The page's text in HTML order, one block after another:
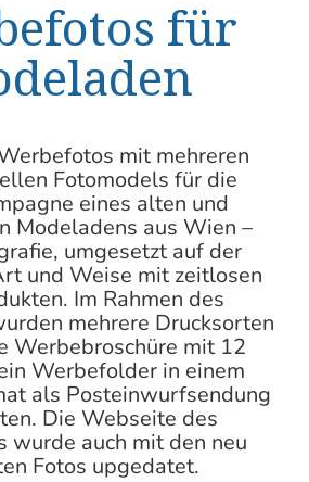
für
mit mehreren
Fotomodels für die
eines alten und
Modeladens aus Wien –
, umgesetzt auf der
und Weise mit zeitlosen
Im Rahmen des
mehrere Drucksorten
Werbebroschüre mit 12
Werbefolder in einem
als Posteinwurfsendung
Die Webseite des
wurde auch mit den neu
Fotos upgedatet.